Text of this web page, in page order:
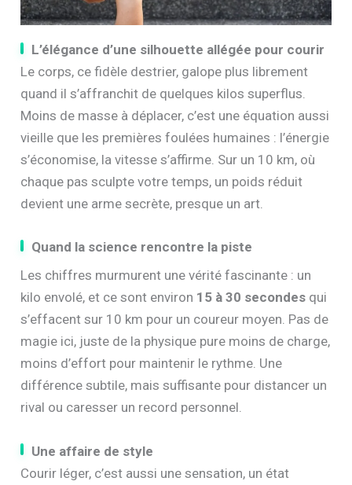
L’élégance d’une silhouette allégée pour courir
Le corps, ce fidèle destrier, galope plus librement
quand il s’affranchit de quelques kilos superflus.
Moins de masse à déplacer, c’est une équation aussi
vieille que les premières foulées humaines : l’énergie
s’économise, la vitesse s’affirme. Sur un 10 km, où
chaque pas sculpte votre temps, un poids réduit
devient une arme secrète, presque un art.
Quand la science rencontre la piste
Les chiffres murmurent une vérité fascinante : un
kilo envolé, et ce sont environ 15 à 30 secondes qui
s’effacent sur 10 km pour un coureur moyen. Pas de
magie ici, juste de la physique pure moins de charge,
moins d’effort pour maintenir le rythme. Une
différence subtile, mais suffisante pour distancer un
rival ou caresser un record personnel.
Une affaire de style
Courir léger, c’est aussi une sensation, un état